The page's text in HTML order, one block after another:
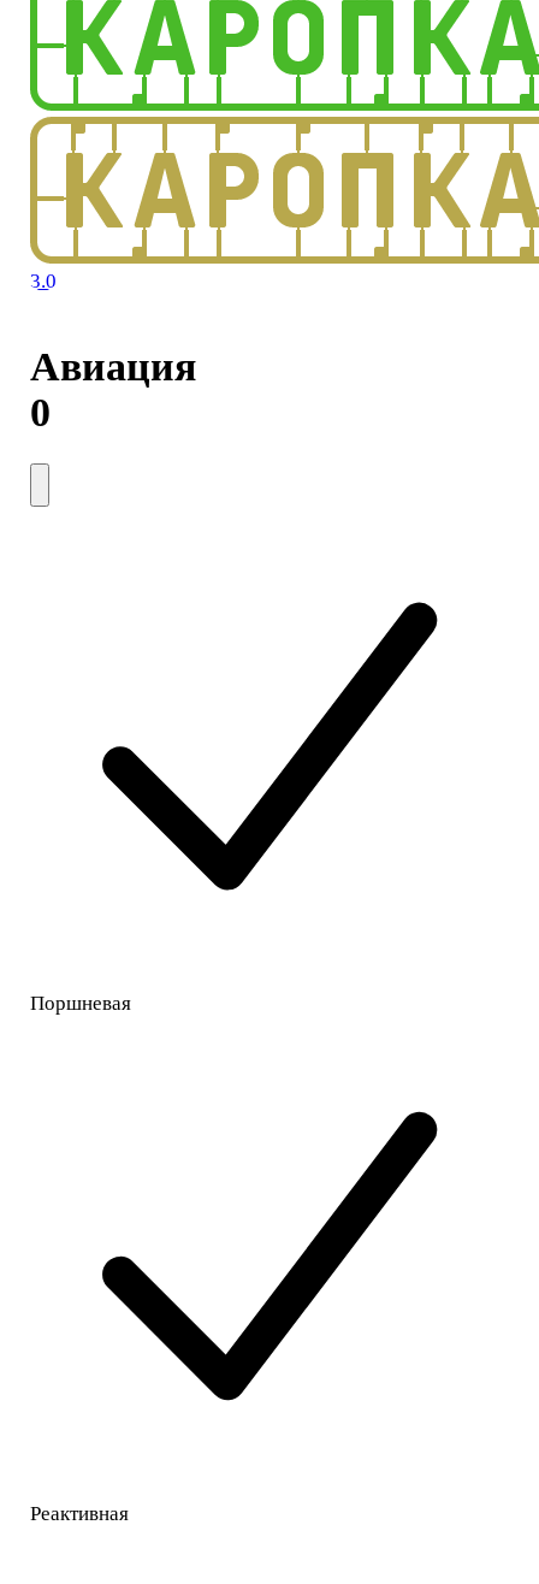
3.0
Авиация
0
Поршневая
Реактивная